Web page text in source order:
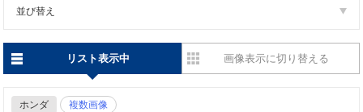
並び替え
リスト表示中 画像表示に切り替える
ホンダ 複数画像